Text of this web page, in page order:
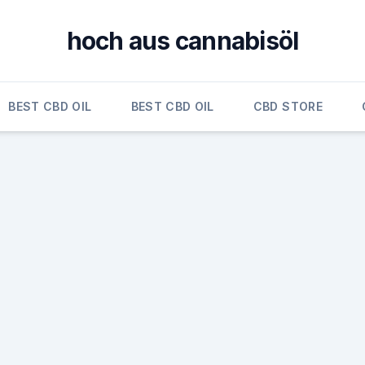
hoch aus cannabisöl
BEST CBD OIL BEST CBD OIL CBD STORE